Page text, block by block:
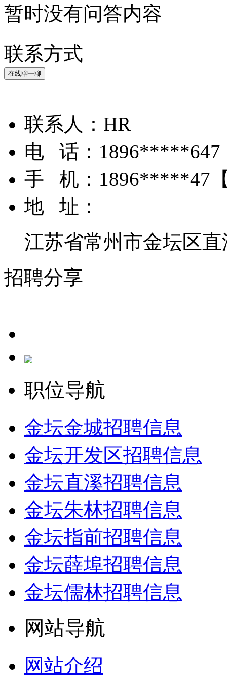
暂时没有问答内容
联系方式
在线聊一聊
联系人： HR
电 话： 1896*****647
手 机： 1896*****47
地 址：
江苏省常州市金坛区
招聘分享
职位导航
金坛金城招聘信息
金坛开发区招聘信息
金坛直溪招聘信息
金坛朱林招聘信息
金坛指前招聘信息
金坛薛埠招聘信息
金坛儒林招聘信息
网站导航
网站介绍